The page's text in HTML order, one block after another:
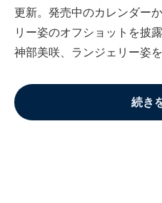
更新。発売中のカレンダー
リー姿のオフショットを披
神部美咲、ランジェリー姿
続き